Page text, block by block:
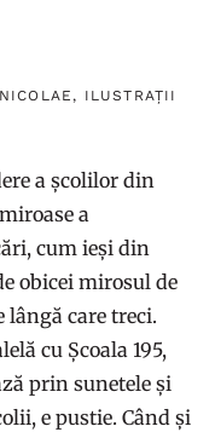
ILUSTRAȚII
a școlilor din
a
cum ieși din
obicei mirosul de
care treci.
cu Școala 195,
prin sunetele și
e pustie. Când și